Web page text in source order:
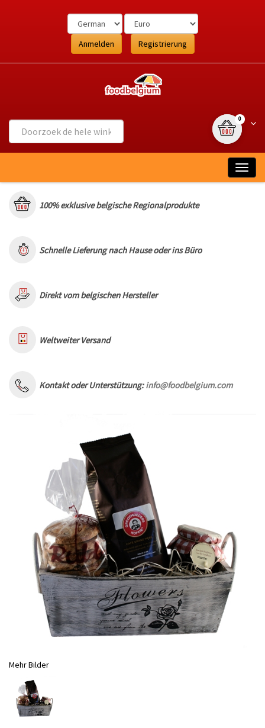
Anmelden Registrierung
0{0} Artikel
100% exklusive belgische Regionalprodukte
Schnelle Lieferung nach Hause oder ins Büro
Direkt vom belgischen Hersteller
Weltweiter Versand
Kontakt oder Unterstützung:info@foodbelgium.com
Mehr Bilder